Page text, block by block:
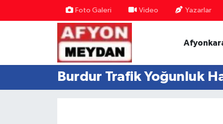
Foto Galeri Video Yazarlar
Burdur Trafik Yoğunluk
Nöbetçi Eczaneler
Hava Durumu
Trafik Durumu